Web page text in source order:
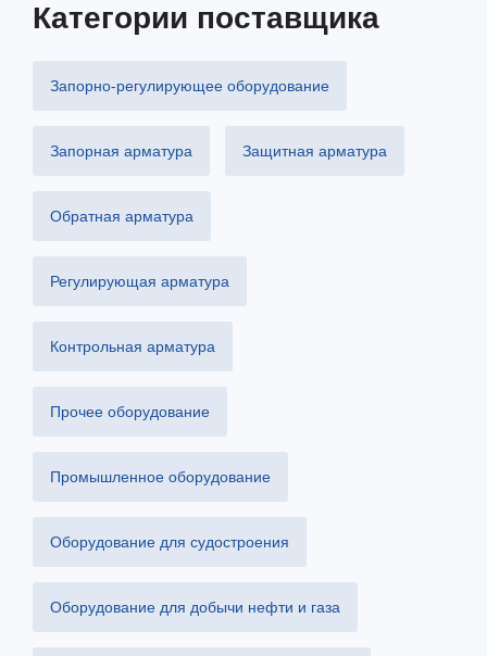
Категории поставщика
Запорно-регулирующее оборудование
Запорная арматура Защитная арматура
Обратная арматура
Регулирующая арматура
Контрольная арматура
Прочее оборудование
Промышленное оборудование
Оборудование для судостроения
Оборудование для добычи нефти и газа